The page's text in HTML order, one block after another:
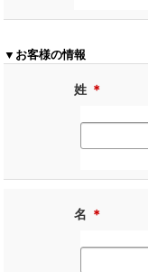
▼お客様の情報
姓 ＊
名 ＊